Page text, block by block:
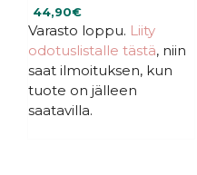
5
:
s
t
44,90€
Varasto loppu. Liity
odotuslistalle tästä, niin
saat ilmoituksen, kun
tuote on jälleen
saatavilla.